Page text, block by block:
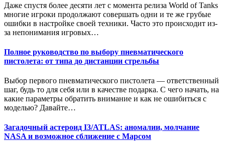
Даже спустя более десяти лет с момента релиза World of Tanks
многие игроки продолжают совершать одни и те же грубые
ошибки в настройке своей техники. Часто это происходит из-
за непонимания игровых…
Полное руководство по выбору пневматического
пистолета: от типа до дистанции стрельбы
Выбор первого пневматического пистолета — ответственный
шаг, будь то для себя или в качестве подарка. С чего начать, на
какие параметры обратить внимание и как не ошибиться с
моделью? Давайте…
Загадочный астероид I3/ATLAS: аномалии, молчание
NASA и возможное сближение с Марсом